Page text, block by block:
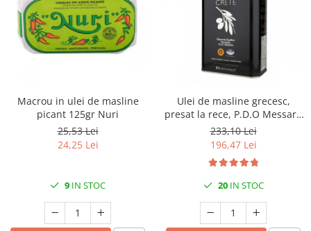
Macrou in ulei de masline
picant 125gr Nuri
25,53 Lei
24,25 Lei
9 IN STOC
Ulei de masline grecesc,
presat la rece, P.D.O Messara
3L Kidonakis
233,10 Lei
196,47 Lei
20IN STOC